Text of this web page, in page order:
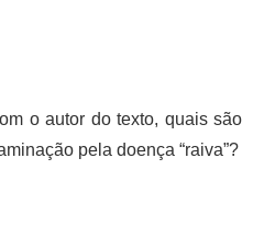
o autor do texto, quais são
pela doença “raiva”?